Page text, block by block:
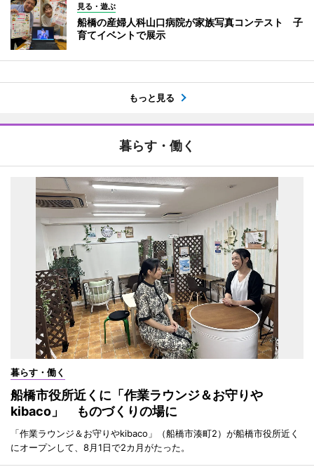
見る・遊ぶ
船橋の産婦人科山口病院が家族写真コンテスト 子
育てイベントで展示
もっと見る
暮らす・働く
暮らす・働く
船橋市役所近くに「作業ラウンジ＆お守りや
kibaco」 ものづくりの場に
「作業ラウンジ＆お守りやkibaco」（船橋市湊町2）が船橋市役所近く
にオープンして、8月1日で2カ月がたった。